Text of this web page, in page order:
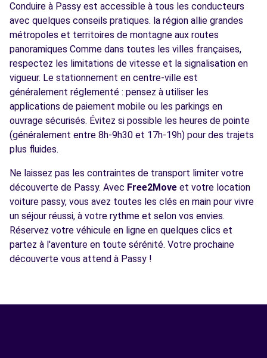
Conduire à Passy est accessible à tous les conducteurs
avec quelques conseils pratiques. la région allie grandes
métropoles et territoires de montagne aux routes
panoramiques Comme dans toutes les villes françaises,
respectez les limitations de vitesse et la signalisation en
vigueur. Le stationnement en centre-ville est
généralement réglementé : pensez à utiliser les
applications de paiement mobile ou les parkings en
ouvrage sécurisés. Évitez si possible les heures de pointe
(généralement entre 8h-9h30 et 17h-19h) pour des trajets
plus fluides.
Ne laissez pas les contraintes de transport limiter votre
découverte de Passy. Avec Free2Move et votre location
voiture passy, vous avez toutes les clés en main pour vivre
un séjour réussi, à votre rythme et selon vos envies.
Réservez votre véhicule en ligne en quelques clics et
partez à l'aventure en toute sérénité. Votre prochaine
découverte vous attend à Passy !